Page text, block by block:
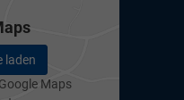
laden
Maps